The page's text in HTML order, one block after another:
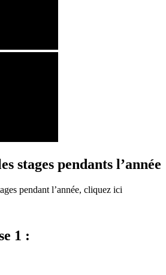
stages pendants l’année
pendant l’année, cliquez ici
1 :